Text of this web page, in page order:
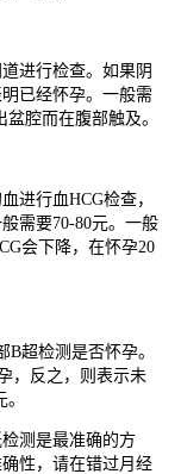
进行检查。如果阴
已经怀孕。一般需
腔而在腹部触及。
行血HCG检查，
需要70-80元。一般
会下降，在怀孕20
超检测是否怀孕。
，反之，则表示未
测是最准确的方
性，请在错过月经